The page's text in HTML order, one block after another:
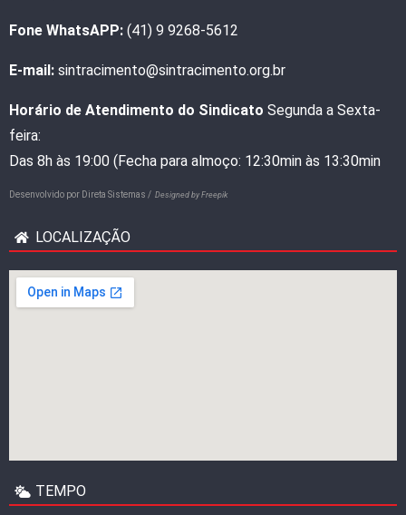
Fone WhatsAPP: (41) 9 9268-5612
E-mail: sintracimento@sintracimento.org.br
Horário de Atendimento do Sindicato Segunda a Sexta-
feira:
Das 8h às 19:00 (Fecha para almoço: 12:30min às 13:30min
Desenvolvido por Direta Sistemas / Designed by Freepik
LOCALIZAÇÃO
TEMPO